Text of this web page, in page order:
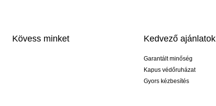
Kövess minket Kedvező ajánlatok
Garantált minőség
Kapus védőruházat
Gyors kézbesítés